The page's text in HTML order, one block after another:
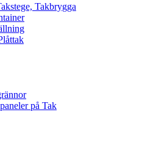
Takbrygga
på Tak